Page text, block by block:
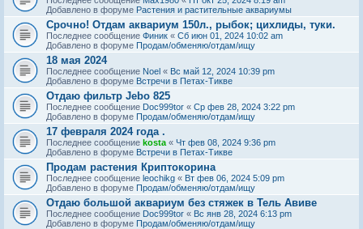
Добавлено в форуме Растения и растительные аквариумы
Срочно! Отдам аквариум 150л., рыбок; цихлиды, туки.
Последнее сообщение Финик « Сб июн 01, 2024 10:02 am
Добавлено в форуме Продам/обменяю/отдам/ищу
18 мая 2024
Последнее сообщение Noel « Вс май 12, 2024 10:39 pm
Добавлено в форуме Встречи в Петах-Тикве
Отдаю фильтр Jebo 825
Последнее сообщение Doc999tor « Ср фев 28, 2024 3:22 pm
Добавлено в форуме Продам/обменяю/отдам/ищу
17 февраля 2024 года .
Последнее сообщение kosta « Чт фев 08, 2024 9:36 pm
Добавлено в форуме Встречи в Петах-Тикве
Продам растения Криптокорина
Последнее сообщение leochikg « Вт фев 06, 2024 5:09 pm
Добавлено в форуме Продам/обменяю/отдам/ищу
Отдаю большой аквариум без стяжек в Тель Авиве
Последнее сообщение Doc999tor « Вс янв 28, 2024 6:13 pm
Добавлено в форуме Продам/обменяю/отдам/ищу